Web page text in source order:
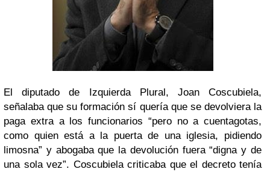
El diputado de Izquierda Plural, Joan Coscubiela,
señalaba que su formación sí quería que se devolviera la
paga extra a los funcionarios “pero no a cuentagotas,
como quien está a la puerta de una iglesia, pidiendo
limosna” y abogaba que la devolución fuera “digna y de
una sola vez”. Coscubiela criticaba que el decreto tenía